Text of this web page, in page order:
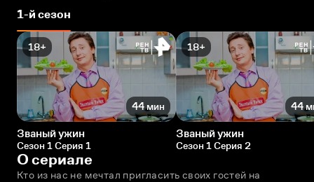
1-й сезон
18+
44 мин
Званый ужин
Сезон 1 Серия 1
18+
44
Званый ужин
Сезон 1 Серия 2
О сериале
Кто из нас не мечтал пригласить своих гостей на